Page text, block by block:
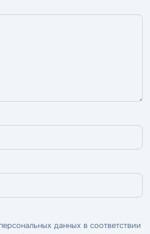
данных в соответствии